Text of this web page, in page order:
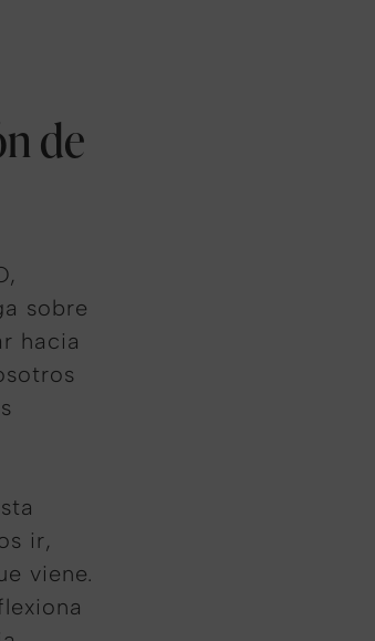
de
sobre
hacia
ir,
viene.